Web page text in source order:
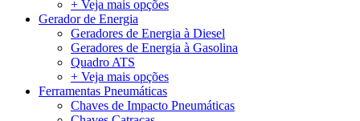
+ Veja mais opções
Gerador de Energia
Geradores de Energia à Diesel
Geradores de Energia à Gasolina
Quadro ATS
+ Veja mais opções
Ferramentas Pneumáticas
Chaves de Impacto Pneumáticas